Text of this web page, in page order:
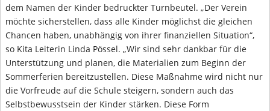
dem Namen der Kinder bedruckter Turnbeutel. „Der Verein
möchte sicherstellen, dass alle Kinder möglichst die gleichen
Chancen haben, unabhängig von ihrer finanziellen Situation“,
so Kita Leiterin Linda Pössel. „Wir sind sehr dankbar für die
Unterstützung und planen, die Materialien zum Beginn der
Sommerferien bereitzustellen. Diese Maßnahme wird nicht nur
die Vorfreude auf die Schule steigern, sondern auch das
Selbstbewusstsein der Kinder stärken. Diese Form